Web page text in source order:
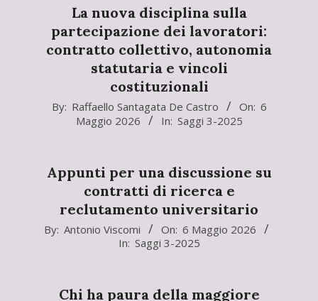
La nuova disciplina sulla
partecipazione dei lavoratori:
contratto collettivo, autonomia
statutaria e vincoli
costituzionali
2026-
By: Raffaello Santagata De Castro On: 6
Maggio 2026
In: Saggi 3-2025
Appunti per una discussione su
contratti di ricerca e
reclutamento universitario
2026-
By: Antonio Viscomi On: 6 Maggio 2026
In: Saggi 3-2025
Chi ha paura della maggiore